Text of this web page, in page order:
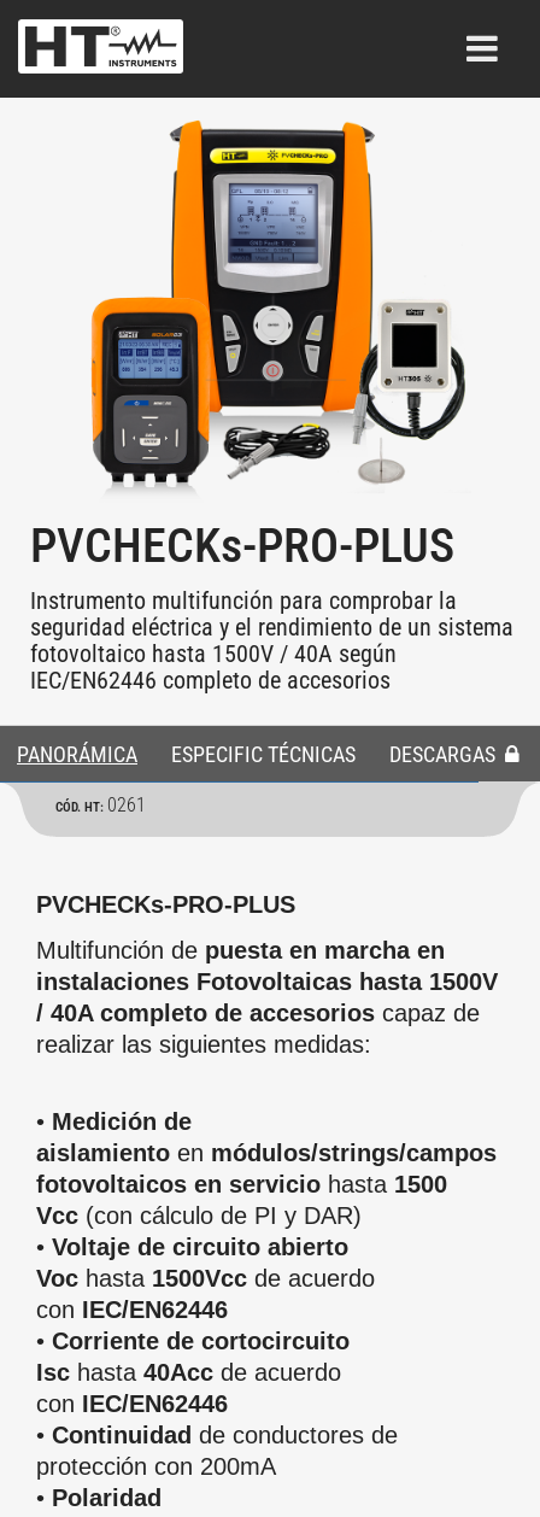
PVCHECKs-PRO-PLUS
Instrumento multifunción para comprobar la
seguridad eléctrica y el rendimiento de un sistema
fotovoltaico hasta 1500V / 40A según
IEC/EN62446 completo de accesorios
PANORÁMICA ESPECIFIC TÉCNICAS DESCARGAS
CÓD. HT: 0261
PVCHECKs-PRO-PLUS
Multifunción de puesta en marcha en
instalaciones Fotovoltaicas hasta 1500V
/ 40A completo de accesorios capaz de
realizar las siguientes medidas:
• Medición de
aislamiento en módulos/strings/campos
fotovoltaicos en servicio hasta 1500
Vcc (con cálculo de PI y DAR)
• Voltaje de circuito abierto
Voc hasta 1500Vcc de acuerdo
con IEC/EN62446
• Corriente de cortocircuito
Isc hasta 40Acc de acuerdo
con IEC/EN62446
• Continuidad de conductores de
protección con 200mA
• Polaridad